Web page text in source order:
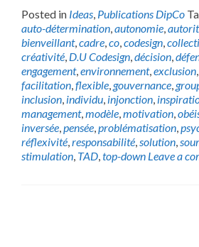
Posted in Ideas, Publications DipCo
auto-détermination,autonomie,
bienveillant,cadre,co,codesign,
créativité, D.U Codesign,décision,
engagement,environnement,exclusion,
facilitation,flexible,gouvernance,
inclusion, individu, injonction,
management,modèle,motivation,
inversée,pensée,problématisation,
réflexivité,responsabilité,solution,
stimulation, TAD,top-down Leave a